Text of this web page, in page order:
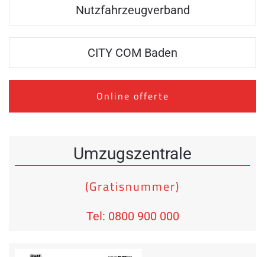
Nutzfahrzeugverband
CITY COM Baden
Online offerte
Umzugszentrale
(Gratisnummer)
Tel: 0800 900 000